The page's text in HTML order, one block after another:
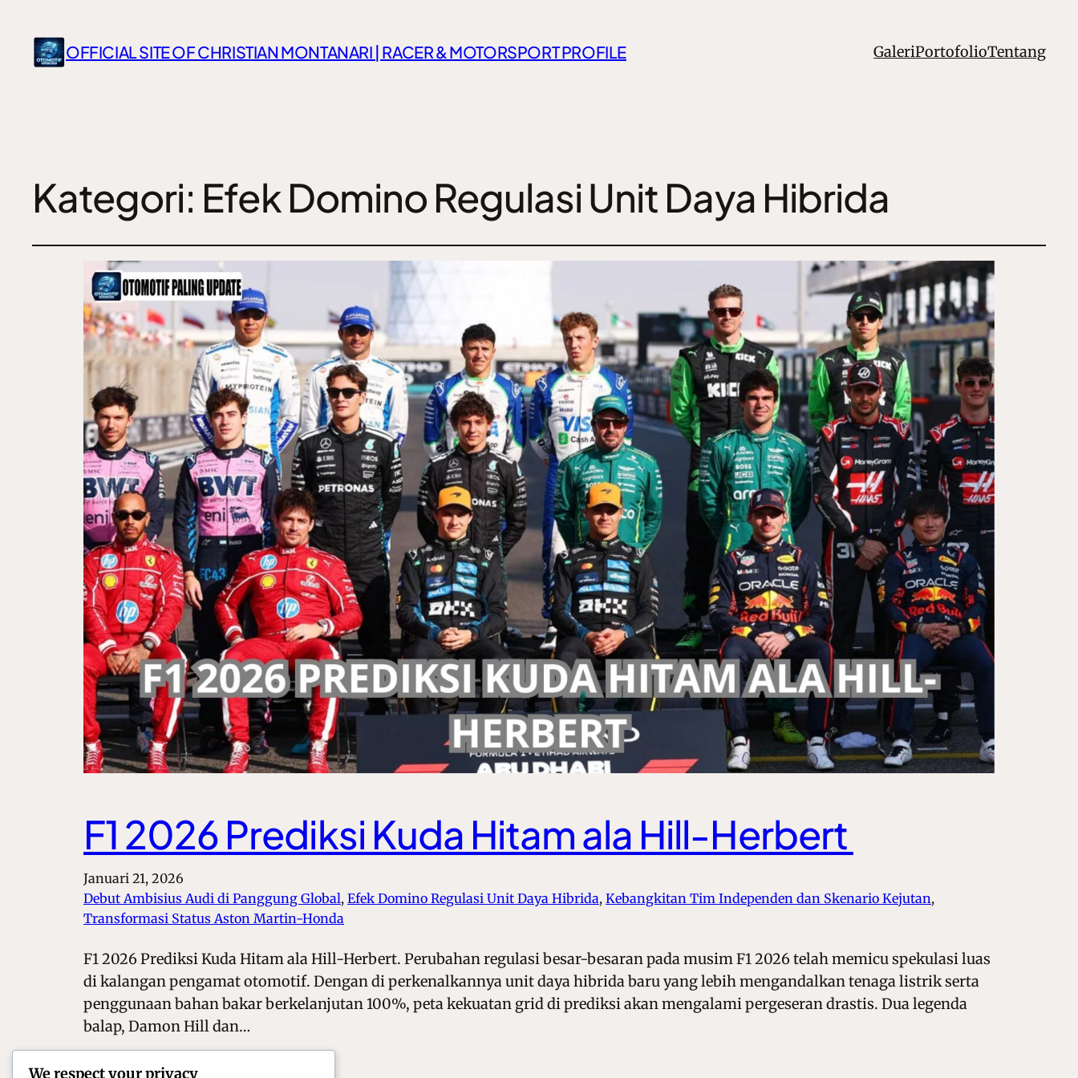
OFFICIAL SITE OF CHRISTIAN MONTANARI | RACER & MOTORSPORT PROFILE GaleriPortofolioTentang
Kategori: Efek Domino Regulasi Unit Daya Hibrida
F1 2026 Prediksi Kuda Hitam ala Hill-Herbert
Januari 21, 2026
Debut Ambisius Audi di Panggung Global, Efek Domino Regulasi Unit Daya Hibrida, Kebangkitan Tim Independen dan Skenario Kejutan
Transformasi Status Aston Martin-Honda
F1 2026 Prediksi Kuda Hitam ala Hill-Herbert. Perubahan regulasi besar-besaran pada musim F1 2026 telah memicu spekulasi luas
di kalangan pengamat otomotif. Dengan di perkenalkannya unit daya hibrida baru yang lebih mengandalkan tenaga listrik serta
penggunaan bahan bakar berkelanjutan 100%, peta kekuatan grid di prediksi akan mengalami pergeseran drastis. Dua legenda
balap, Damon Hill dan…
We respect your privacy